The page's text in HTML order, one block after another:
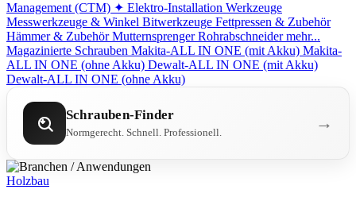
Management (CTM) ✦ Elektro-Installation Werkzeuge
Messwerkzeuge & Winkel Bitwerkzeuge Fettpressen & Zubehör
Hämmer & Zubehör Mutternsprenger Rohrabschneider mehr...
Magazinierte Schrauben Makita-ALL IN ONE (mit Akku) Makita-
ALL IN ONE (ohne Akku) Dewalt-ALL IN ONE (mit Akku)
Dewalt-ALL IN ONE (ohne Akku)
Schrauben-Finder
Normgerecht. Schnell. Professionell. →
Holzbau